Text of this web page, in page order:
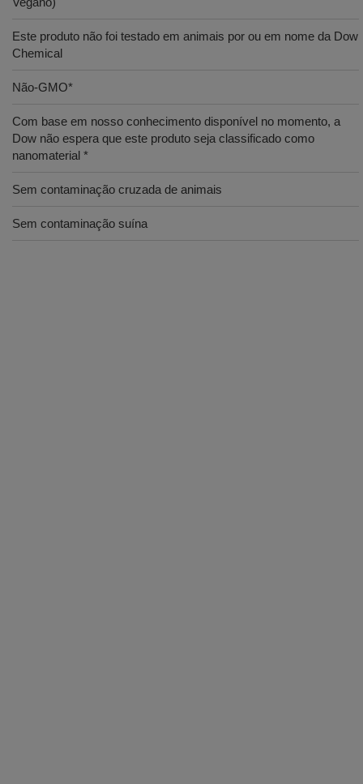
Este produto não foi testado em animais por ou em nome da Dow
Chemical
Não-GMO*
Com base em nosso conhecimento disponível no momento, a
Dow não espera que este produto seja classificado como
nanomaterial *
Sem contaminação cruzada de animais
Sem contaminação suína